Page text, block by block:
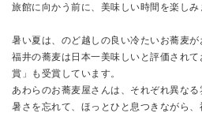
旅館に向かう前に、美味しい時間を楽しみ
暑い夏は、のど越しの良い冷たいお蕎麦が
福井の蕎麦は日本一美味しいと評価され
賞」も受賞しています。
あわらのお蕎麦屋さんは、それぞれ異なる
暑さを忘れて、ほっとひと息つきながら